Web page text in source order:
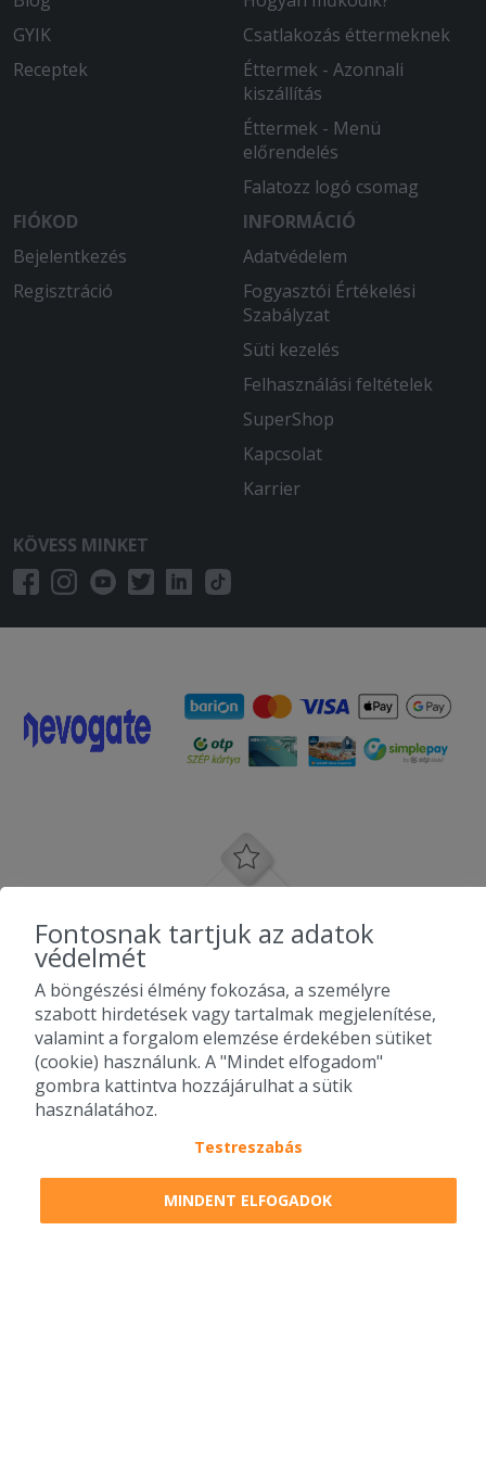
GYORS, FRISS ÉS VÁSÁRLÓBARÁT
ÉTTEREM FINOM ÉTELEK
pizzaszószt, amit kiegészítésként
GYIK
Receptek
Csatlakozás éttermeknek
Éttermek - Azonnali
kiszállítás
Éttermek - Menü
előrendelés
Falatozz logó csomag
FIÓKOD
Bejelentkezés
Regisztráció
INFORMÁCIÓ
Adatvédelem
Fogyasztói Értékelési
Szabályzat
Süti kezelés
Felhasználási feltételek
SuperShop
Kapcsolat
Karrier
KÖVESS MINKET
2010-2026 Copyright - Falatozz.hu - Diston-line Kft.
Fontosnak tartjuk az adatok
védelmét
A böngészési élmény fokozása, a személyre
szabott hirdetések vagy tartalmak megjelenítése,
valamint a forgalom elemzése érdekében sütiket
(cookie) használunk. A "Mindet elfogadom"
gombra kattintva hozzájárulhat a sütik
használatához.
Testreszabás
MINDENT ELFOGADOK